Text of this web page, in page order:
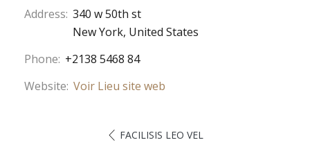
Address: 340 w 50th st
New York, United States
Phone: +2138 5468 84
Website: Voir Lieu site web
FACILISIS LEO VEL